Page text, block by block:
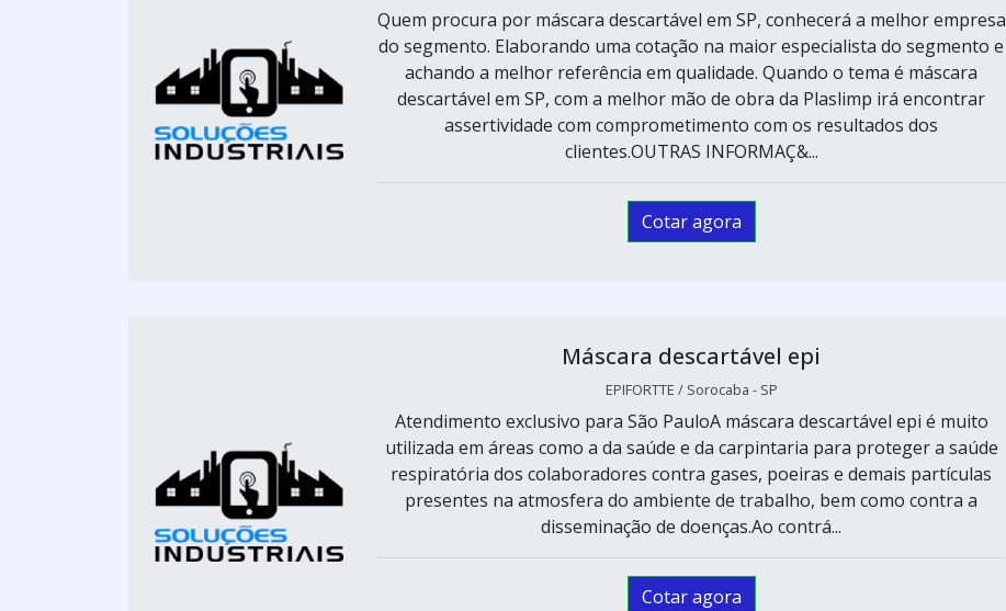
Quem procura por máscara descartável em SP, conhecerá a melhor empresa
do segmento. Elaborando uma cotação na maior especialista do segmento e
achando a melhor referência em qualidade. Quando o tema é máscara
descartável em SP, com a melhor mão de obra da Plaslimp irá encontrar
assertividade com comprometimento com os resultados dos
clientes.OUTRAS INFORMAÇ&...
Cotar agora
Máscara descartável epi
EPIFORTTE / Sorocaba - SP
Atendimento exclusivo para São PauloA máscara descartável epi é muito
utilizada em áreas como a da saúde e da carpintaria para proteger a saúde
respiratória dos colaboradores contra gases, poeiras e demais partículas
presentes na atmosfera do ambiente de trabalho, bem como contra a
disseminação de doenças.Ao contrá...
Cotar agora